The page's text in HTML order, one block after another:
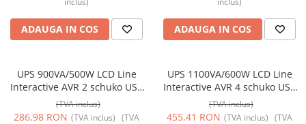
Variator de tensiune
ADAUGA IN COS ADAUGA IN COS
UPS 900VA/500W LCD Line
Interactive AVR 2 schuko USB
Management TED Electric
TED003942
(TVA inclus)
286,98 RON (TVA inclus) (TVA
UPS 1100VA/600W LCD Line
Interactive AVR 4 schuko USB
Management TED Electric
TED004628
(TVA inclus)
455,41 RON (TVA inclus) (TVA